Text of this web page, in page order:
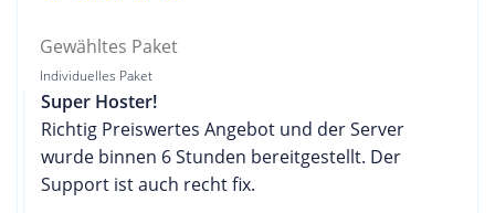
Gewähltes Paket
Individuelles Paket
Super Hoster!
Richtig Preiswertes Angebot und der Server
wurde binnen 6 Stunden bereitgestellt. Der
Support ist auch recht fix.